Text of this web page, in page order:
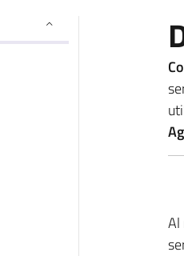
Al